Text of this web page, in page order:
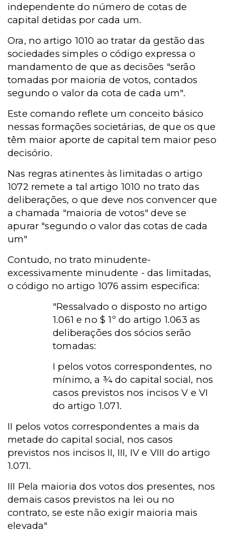
independente do número de cotas de
capital detidas por cada um.
Ora, no artigo 1010 ao tratar da gestão das
sociedades simples o código expressa o
mandamento de que as decisões "serão
tomadas por maioria de votos, contados
segundo o valor da cota de cada um".
Este comando reflete um conceito básico
nessas formações societárias, de que os que
têm maior aporte de capital tem maior peso
decisório.
Nas regras atinentes às limitadas o artigo
1072 remete a tal artigo 1010 no trato das
deliberações, o que deve nos convencer que
a chamada "maioria de votos" deve se
apurar "segundo o valor das cotas de cada
um"
Contudo, no trato minudente-
excessivamente minudente - das limitadas,
o código no artigo 1076 assim especifica:
"Ressalvado o disposto no artigo
1.061 e no $ 1º do artigo 1.063 as
deliberações dos sócios serão
tomadas:
I pelos votos correspondentes, no
mínimo, a ¾ do capital social, nos
casos previstos nos incisos V e VI
do artigo 1.071.
II pelos votos correspondentes a mais da
metade do capital social, nos casos
previstos nos incisos II, III, IV e VIII do artigo
1.071.
III Pela maioria dos votos dos presentes, nos
demais casos previstos na lei ou no
contrato, se este não exigir maioria mais
elevada"